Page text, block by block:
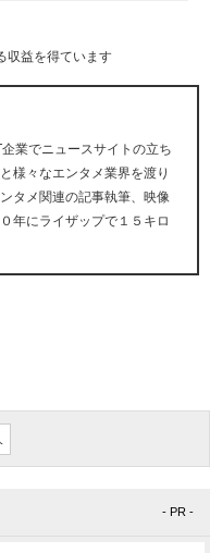
収益を得ています
業でニュースサイトの立ち
様々なエンタメ業界を渡り
タメ関連の記事執筆、映像
年にライザップで１５キロ
- PR -